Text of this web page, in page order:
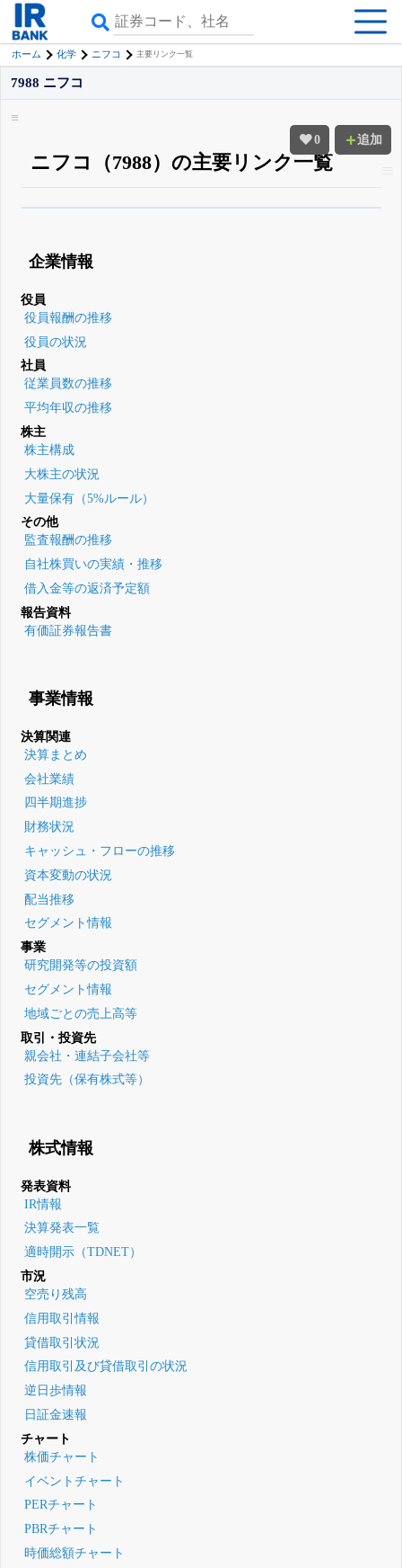
ホーム 化学 ニフコ 主要リンク一覧
0 追加
7988 ニフコ
ニフコ（7988）の主要リンク一覧
登録すると永久30%OFFと米株版の先行利用も付きます
企業情報
役員
役員報酬の推移
役員の状況
社員
従業員数の推移
平均年収の推移
株主
株主構成
大株主の状況
大量保有（5%ルール）
その他
監査報酬の推移
自社株買いの実績・推移
借入金等の返済予定額
報告資料
有価証券報告書
事業情報
決算関連
決算まとめ
会社業績
四半期進捗
財務状況
キャッシュ・フローの推移
資本変動の状況
配当推移
セグメント情報
事業
研究開発等の投資額
セグメント情報
地域ごとの売上高等
取引・投資先
親会社・連結子会社等
投資先（保有株式等）
株式情報
発表資料
IR情報
決算発表一覧
適時開示（TDNET）
市況
空売り残高
信用取引情報
貸借取引状況
信用取引及び貸借取引の状況
逆日歩情報
日証金速報
チャート
株価チャート
イベントチャート
PERチャート
PBRチャート
時価総額チャート